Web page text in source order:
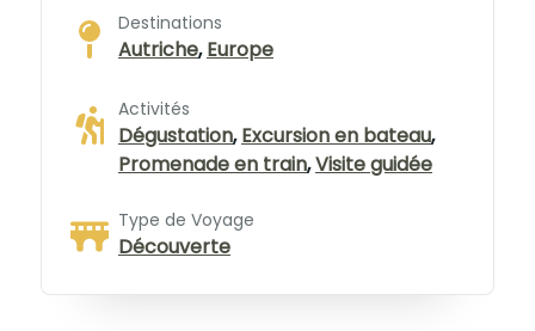
Destinations
Autriche,Europe
Activités
Dégustation,Excursion en bateau,
Promenade en train,Visite guidée
Type de Voyage
Découverte